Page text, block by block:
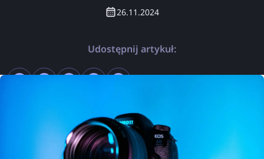
26.11.2024
Udostępnij artykuł: